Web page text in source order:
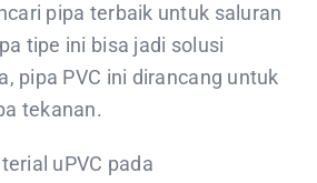
pipa terbaik untuk saluran
tipe ini bisa jadi solusi
pipa PVC ini dirancang untuk
tekanan.
uPVC pada